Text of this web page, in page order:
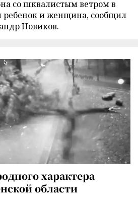
со шквалистым ветром в
ребенок и женщина, сообщил
Новиков.
характера
области